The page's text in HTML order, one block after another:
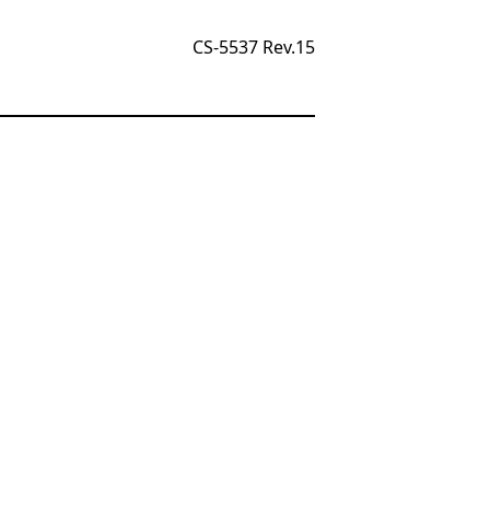
CS-5537 Rev.15